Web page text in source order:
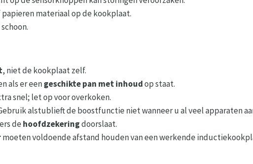
materiaal op de kookplaat.
, niet de kookplaat zelf.
als er eengeschikte pan met inhoudop staat.
snel; let op voor overkoken.
alstublieft de boostfunctie niet wanneer u al veel apparaten
de hoofdzekeringdoorslaat.
moeten voldoende afstand houden van een werkende